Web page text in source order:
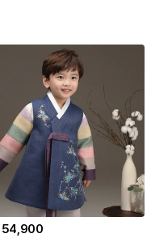
54,900